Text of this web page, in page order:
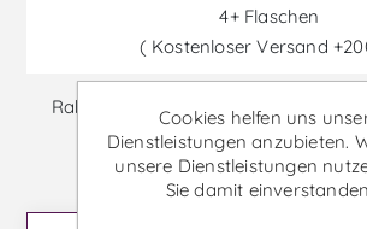
4+ Flaschen
( Kostenloser Versand
Rabatte sind vom 30/06/2026 bis
verfügbar.
Cookies helfen uns
Dienstleistungen anzubieten.
unsere Dienstleistungen
Sie damit